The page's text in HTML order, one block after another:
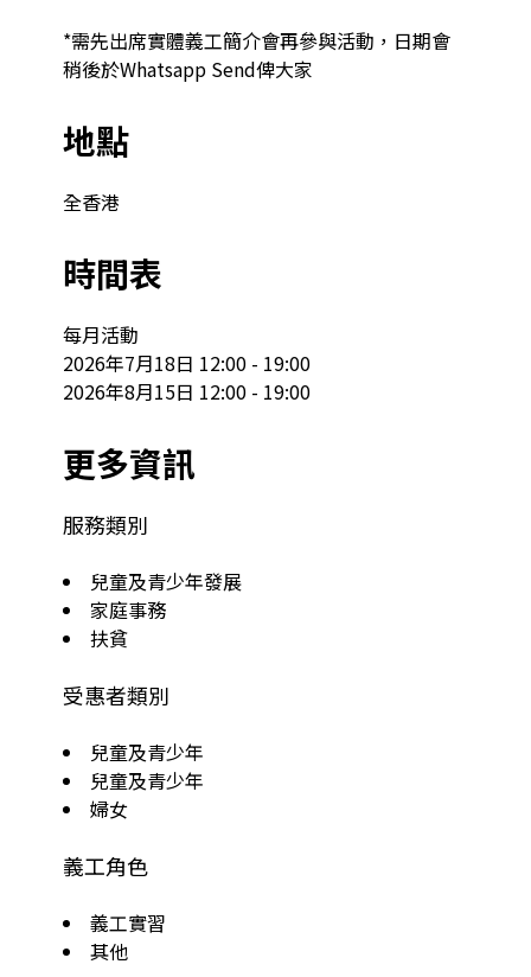
*需先出席實體義工簡介會再參與活動，日期會
稍後於Whatsapp Send俾大家
地點
全香港
時間表
每月活動
2026年7月18日 12:00 - 19:00
2026年8月15日 12:00 - 19:00
更多資訊
服務類別
兒童及青少年發展
家庭事務
扶貧
受惠者類別
兒童及青少年
兒童及青少年
婦女
義工角色
義工實習
其他